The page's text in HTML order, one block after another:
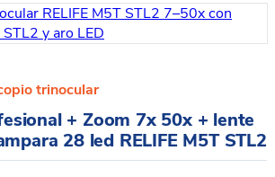
trinocular
+ Zoom 7x 50x + lente
28 led RELIFE M5T STL2